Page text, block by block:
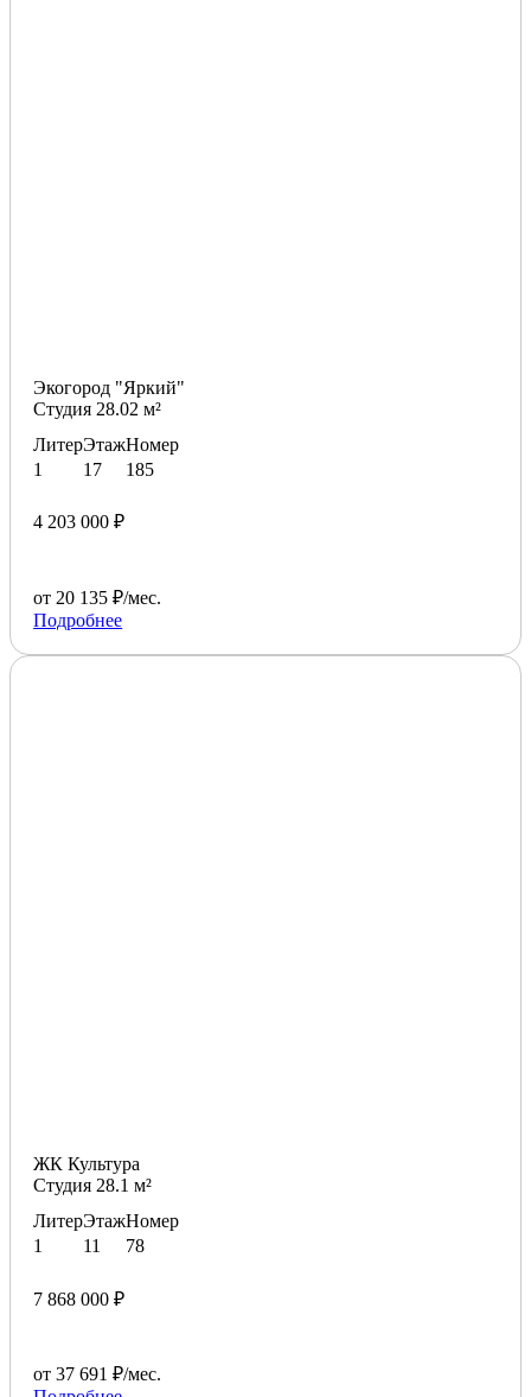
Экогород "Яркий"
Студия 28.02 м²
Литер
1
Этаж
17
Номер
185
4 203 000 ₽
от 20 135 ₽/мес.
Подробнее
ЖК Культура
Студия 28.1 м²
Литер
1
Этаж
11
Номер
78
7 868 000 ₽
от 37 691 ₽/мес.